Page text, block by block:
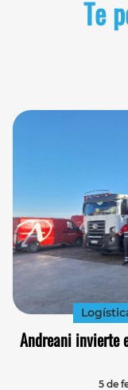
Te
Andreani invierte
5 de